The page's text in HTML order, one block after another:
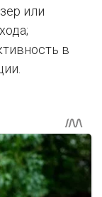
или
в